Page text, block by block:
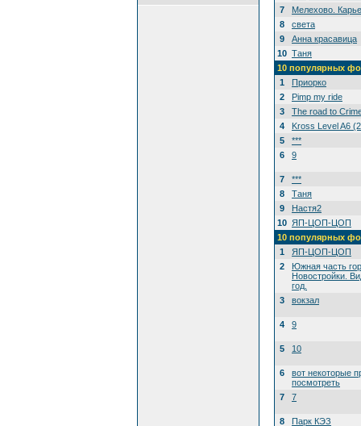
7
Мелехово.
8
света
9
Анна красавица
10 Таня
10 популярных
1
Приорко
2
Pimp my ride
3
The road to
4
Kross Level A6
5
***
6
9
7
***
8
Таня
9
Настя2
10 ЯП-ЦОП-ЦОП
10 популярных
1
ЯП-ЦОП-ЦОП
2
Южная часть
Новостройки.
год.
3
вокзал
4 9
5 10
6
вот некоторые
посмотреть
7
7
8 Парк КЭЗ